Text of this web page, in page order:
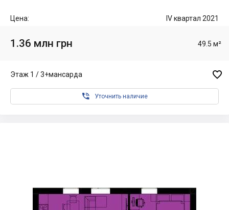
Цена: IV квартал 2021
1.36 млн грн 49.5 м²
Этаж 1 / 3+мансарда 
 Уточнить наличие